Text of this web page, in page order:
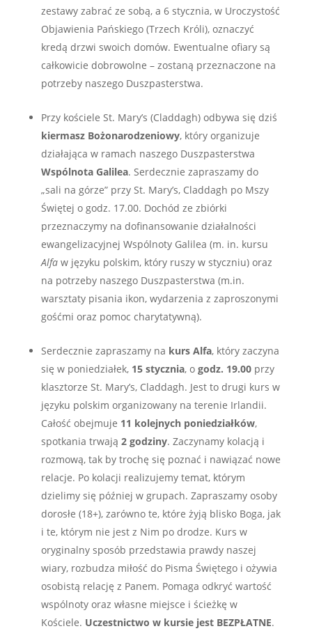
zestawy zabrać ze sobą, a 6 stycznia, w Uroczystość
Objawienia Pańskiego (Trzech Króli), oznaczyć
kredą drzwi swoich domów. Ewentualne ofiary są
całkowicie dobrowolne – zostaną przeznaczone na
potrzeby naszego Duszpasterstwa.
Przy kościele St. Mary’s (Claddagh) odbywa się dziś
kiermasz Bożonarodzeniowy, który organizuje
działająca w ramach naszego Duszpasterstwa
Wspólnota Galilea. Serdecznie zapraszamy do
„sali na górze” przy St. Mary’s, Claddagh po Mszy
Świętej o godz. 17.00. Dochód ze zbiórki
przeznaczymy na dofinansowanie działalności
ewangelizacyjnej Wspólnoty Galilea (m. in. kursu
Alfaw języku polskim, który ruszy w styczniu) oraz
na potrzeby naszego Duszpasterstwa (m.in.
warsztaty pisania ikon, wydarzenia z zaproszonymi
gośćmi oraz pomoc charytatywną).
Serdecznie zapraszamy na kurs Alfa, który zaczyna
się w poniedziałek, 15 stycznia, o godz. 19.00przy
klasztorze St. Mary’s, Claddagh. Jest to drugi kurs w
języku polskim organizowany na terenie Irlandii.
Całość obejmuje 11 kolejnych poniedziałków,
spotkania trwają 2 godziny. Zaczynamy kolacją i
rozmową, tak by trochę się poznać i nawiązać nowe
relacje. Po kolacji realizujemy temat, którym
dzielimy się później w grupach. Zapraszamy osoby
dorosłe (18+), zarówno te, które żyją blisko Boga, jak
i te, którym nie jest z Nim po drodze. Kurs w
oryginalny sposób przedstawia prawdy naszej
wiary, rozbudza miłość do Pisma Świętego i ożywia
osobistą relację z Panem. Pomaga odkryć wartość
wspólnoty oraz własne miejsce i ścieżkę w
Kościele. Uczestnictwo w kursie jest BEZPŁATNE.